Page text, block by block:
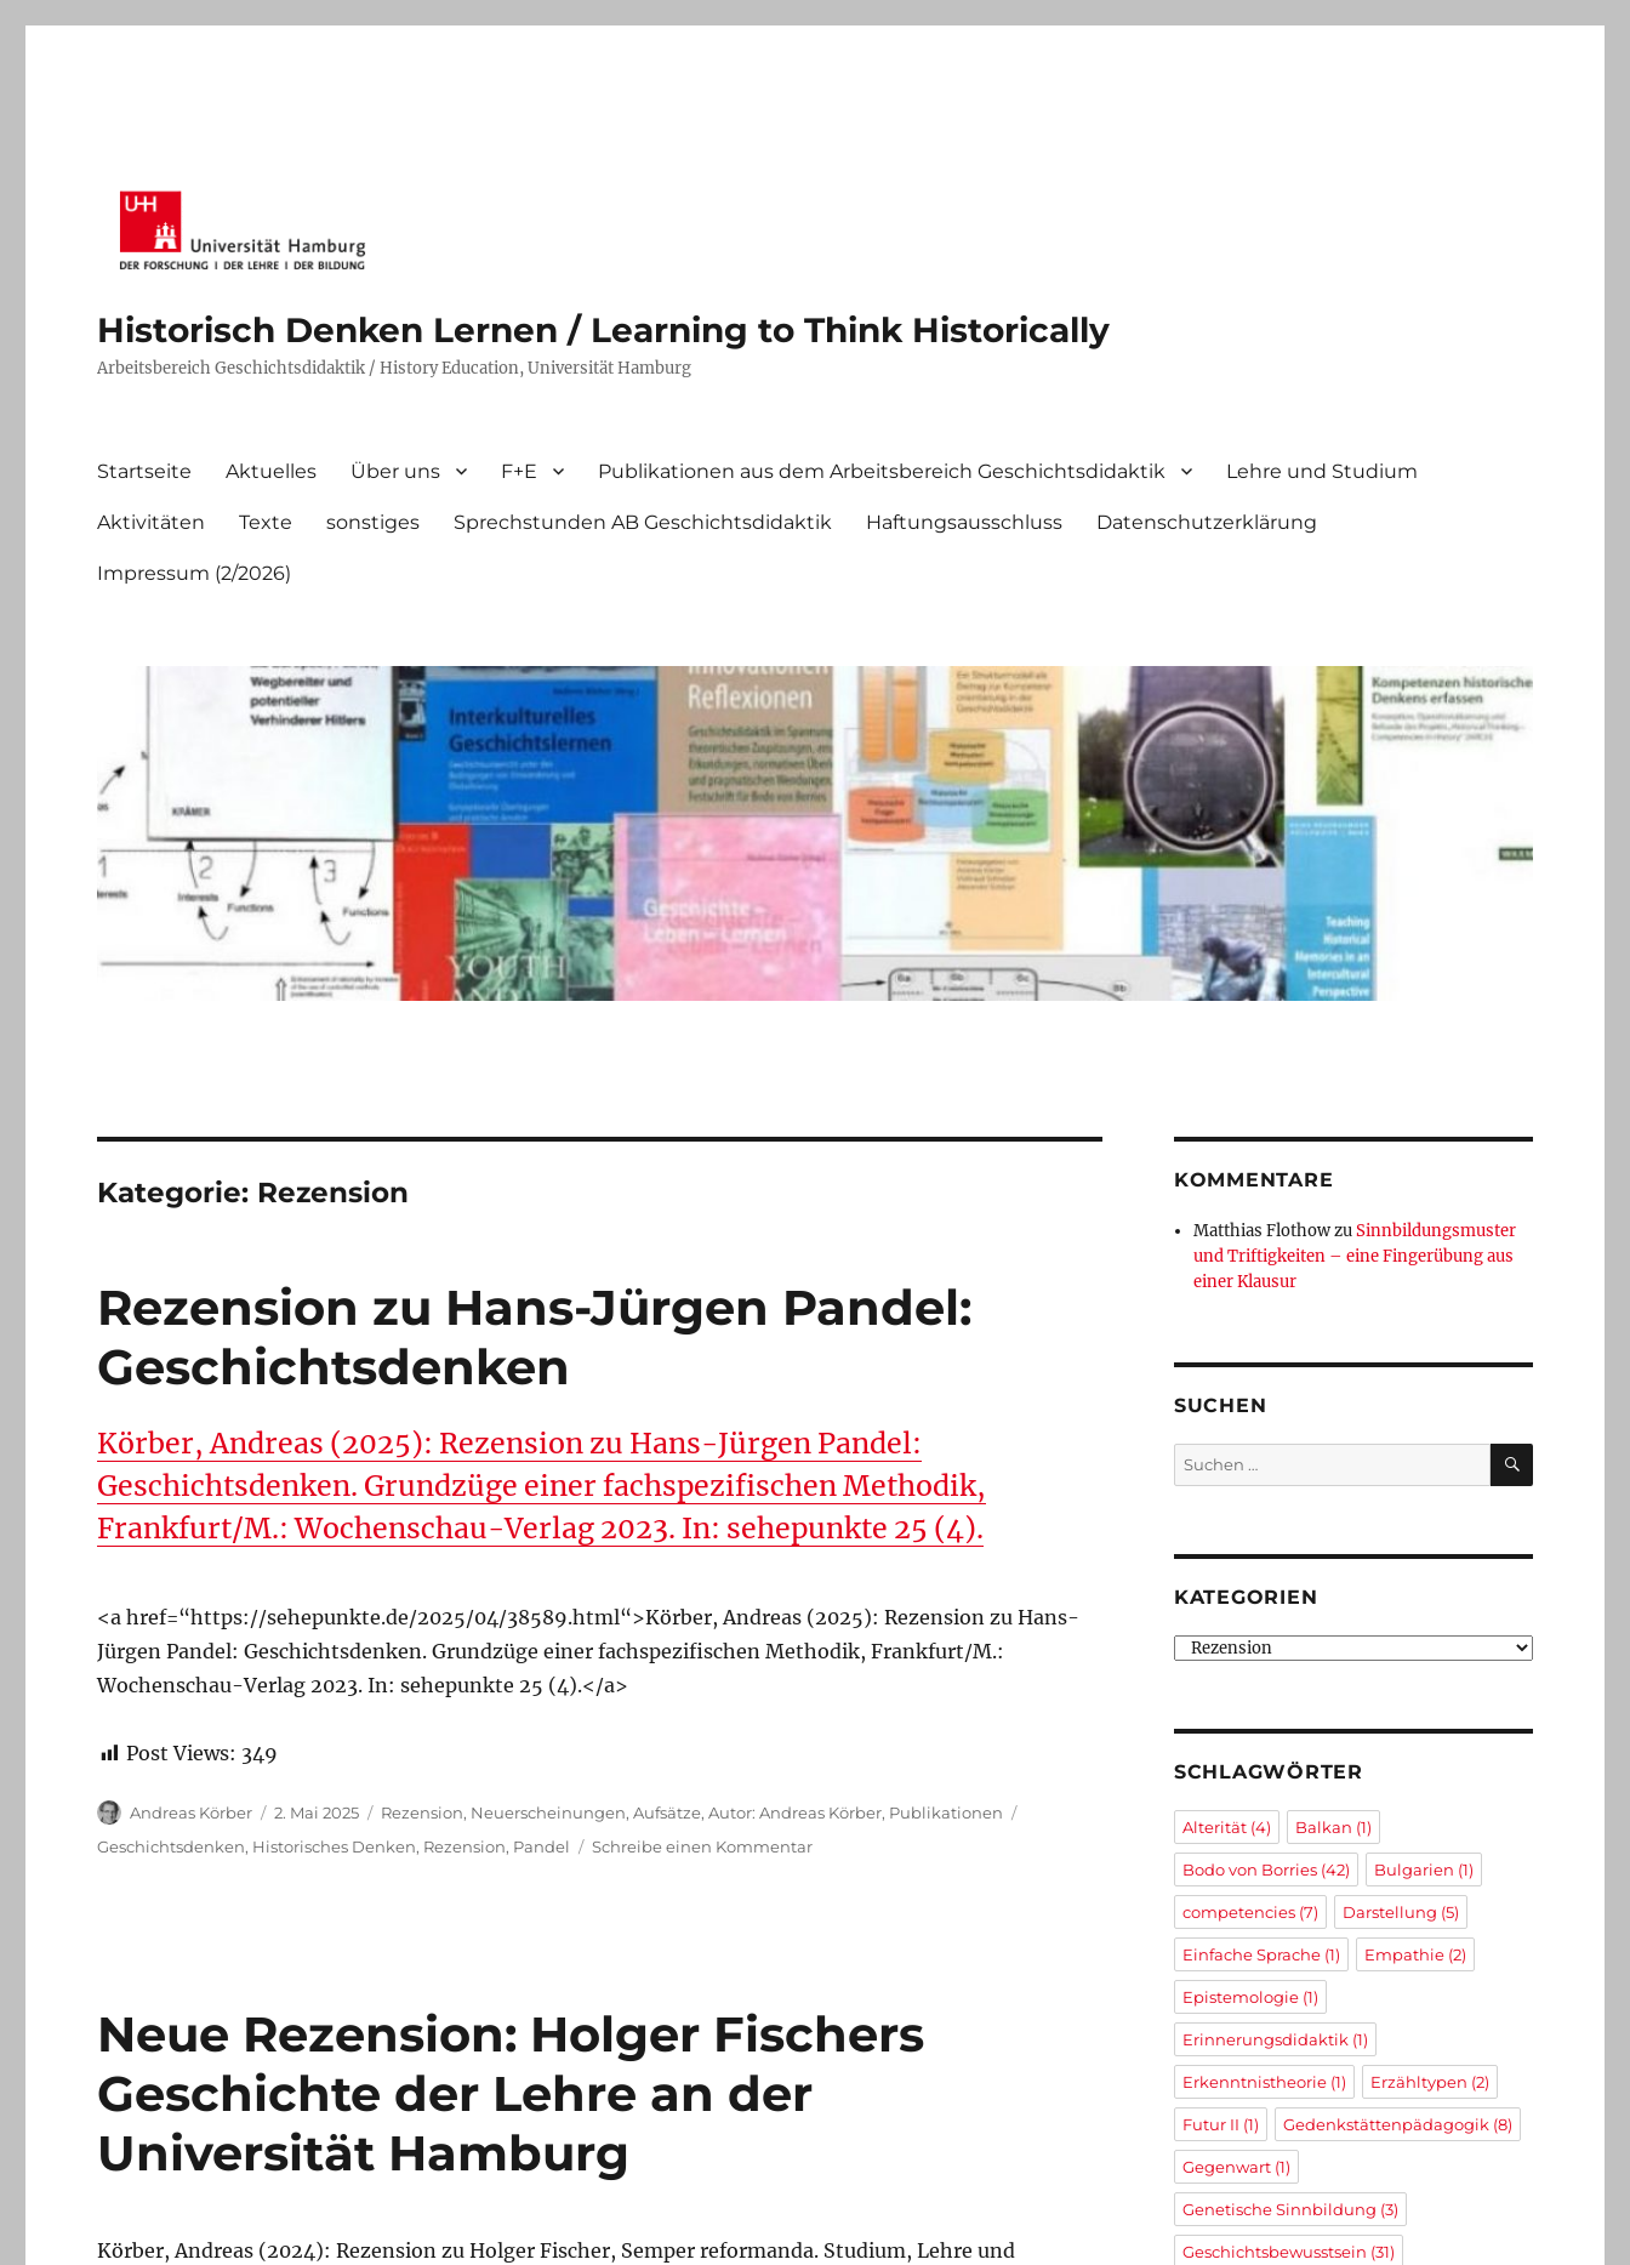
Historisch Denken Lernen / Learning to Think Historically
Arbeitsbereich Geschichtsdidaktik / History Education, Universität Hamburg
Startseite Aktuelles Über uns F+E Publikationen aus dem Arbeitsbereich Geschichtsdidaktik Lehre und Studium
Aktivitäten Texte sonstiges Sprechstunden AB Geschichtsdidaktik Haftungsausschluss Datenschutzerklärung
Impressum (2/2026)
Kategorie: Rezension
Rezension zu Hans-Jürgen Pandel:
Geschichtsdenken
Körber, Andreas (2025): Rezension zu Hans-Jürgen Pandel:
Geschichtsdenken. Grundzüge einer fachspezifischen Methodik,
Frankfurt/M.: Wochenschau-Verlag 2023. In: sehepunkte 25 (4).
<a href=“https://sehepunkte.de/2025/04/38589.html“>Körber, Andreas (2025): Rezension zu Hans-
Jürgen Pandel: Geschichtsdenken. Grundzüge einer fachspezifischen Methodik, Frankfurt/M.:
Wochenschau-Verlag 2023. In: sehepunkte 25 (4).</a>
Post Views: 349
Autor
Andreas Körber
Veröffentlicht
2. Mai 2025 Kategorien
Rezension, Neuerscheinungen,Aufsätze,Autor: Andreas Körber, Publikationen
Schlagwörter
Geschichtsdenken, Historisches Denken, Rezension, Pandel Schreibe einen Kommentarzu
Neue Rezension: Holger Fischers
Geschichte der Lehre an der
Universität Hamburg
Körber, Andreas (2024): Rezension zu Holger Fischer, Semper reformanda. Studium, Lehre und
KOMMENTARE
Matthias FlothowzuSinnbildungsmuster
und Triftigkeiten – eine Fingerübung aus
einer Klausur
SUCHEN
Suchen
nach:
SUCHEN
KATEGORIEN
Kategorien
SCHLAGWÖRTER
Alterität(4) Balkan (1)
Bodo von Borries(42) Bulgarien (1)
competencies(7) Darstellung (5)
Einfache Sprache(1) Empathie(2)
Epistemologie(1)
Erinnerungsdidaktik (1)
Erkenntnistheorie(1) Erzähltypen (2)
Futur II (1) Gedenkstättenpädagogik (8)
Gegenwart(1)
Genetische Sinnbildung (3)
Geschichtsbewusstsein (31)